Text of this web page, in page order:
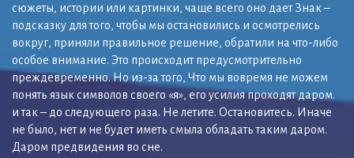
сюжеты, истории или картинки, чаще всего оно дает Знак –
подсказку для того, чтобы мы остановились и осмотрелись
вокруг, приняли правильное решение, обратили на что-либо
особое внимание. Это происходит предусмотрительно
преждевременно. Но из-за того, Что мы вовремя не можем
понять язык символов своего «я», его усилия проходят даром.
и так – до следующего раза. Не летите. Остановитесь. Иначе
не было, нет и не будет иметь смыла обладать таким даром.
Даром предвидения во сне.